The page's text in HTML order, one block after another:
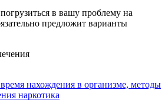
в вашу проблему на
предложит варианты